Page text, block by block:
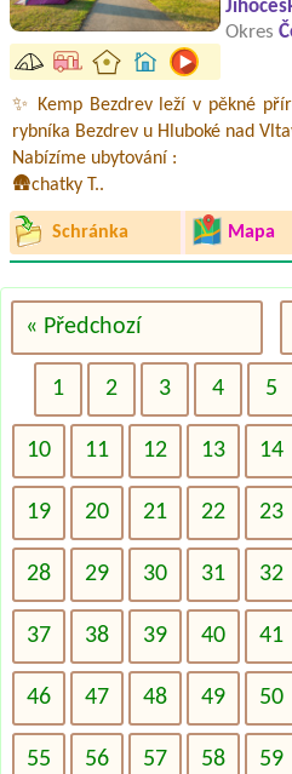
Okres
✨ Kemp Bezdrev leží v pěkné
rybníka Bezdrev u Hluboké nad
Nabízíme ubytování :
🛖chatky T..
Schránka Mapa
« Předchozí
1 2 3 4 5
10 11 12 13 14
19 20 21 22 23
28 29 30 31 32
37 38 39 40 41
46 47 48 49 50
55 56 57 58 59